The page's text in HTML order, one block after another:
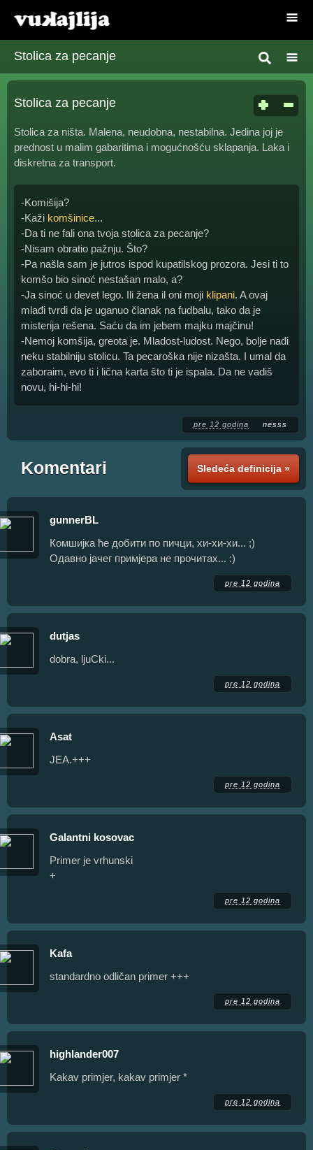
Stolica za pecanje
Stolica za pecanje
Stolica za ništa. Malena, neudobna, nestabilna. Jedina joj je
prednost u malim gabaritima i mogućnošću sklapanja. Laka i
diskretna za transport.
-Komišija?
-Kaži komšinice...
-Da ti ne fali ona tvoja stolica za pecanje?
-Nisam obratio pažnju. Što?
-Pa našla sam je jutros ispod kupatilskog prozora. Jesi ti to
komšo bio sinoć nestašan malo, a?
-Ja sinoć u devet lego. Ili žena il oni moji klipani. A ovaj
mlađi tvrdi da je uganuo članak na fudbalu, tako da je
misterija rešena. Saću da im jebem majku majčinu!
-Nemoj komšija, greota je. Mladost-ludost. Nego, bolje nađi
neku stabilniju stolicu. Ta pecaroška nije nizašta. I umal da
zaboraim, evo ti i lična karta što ti je ispala. Da ne vadiš
novu, hi-hi-hi!
pre 12 godina nesss
Sledeća definicija »
Komentari
gunnerBL
Комшијка ће добити по пичци, хи-хи-хи... ;)
Одавно јачег примјера не прочитах... :)
pre 12 godina
dutjas
dobra, ljuCki...
pre 12 godina
Asat
JEA.+++
pre 12 godina
Galantni kosovac
Primer je vrhunski
+
pre 12 godina
Kafa
standardno odličan primer +++
pre 12 godina
highlander007
Kakav primjer, kakav primjer *
pre 12 godina